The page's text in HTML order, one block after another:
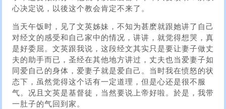
心决定说，以後这个教会肯定不来了。
当天午饭时，见了文英姊妹，不知为甚麽就跟她讲了自己
对经文的感受和自己家中的情况，讲讲，就觉得想哭，真
是好委屈。文英跟我说，这段经文其实只是要让妻子做丈
夫的助手而已，圣经在其他地方讲过，丈夫也当爱妻子如
同爱自己的身体，爱妻子就是爱自己。当时我在愤怒的状
态下，虽然觉得这个话有一定道理，但是心还是很不服
气。况且文英是基督徒，当然要说上帝好啦。於是，我带
一肚子的气回到家。